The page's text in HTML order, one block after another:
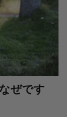
ぜです